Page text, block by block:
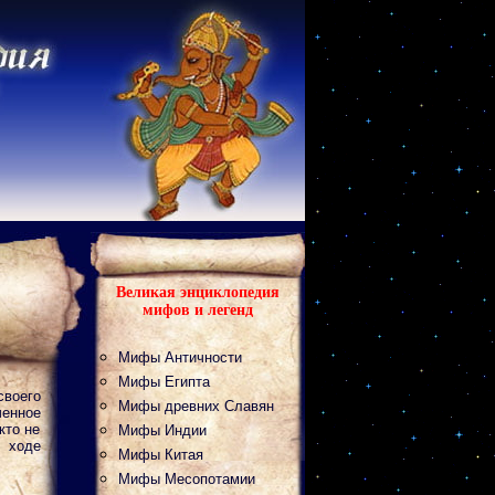
не
ходе
Великая энциклопедия
мифов и легенд
Мифы Античности
Мифы Египта
Мифы древних Славян
Мифы Индии
Мифы Китая
Мифы Месопотамии